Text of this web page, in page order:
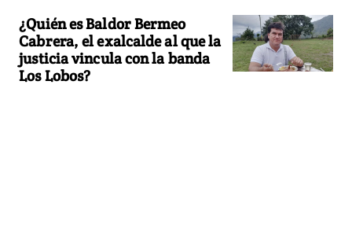
¿Quién es Baldor Bermeo
Cabrera, el exalcalde al que la
justicia vincula con la banda
Los Lobos?